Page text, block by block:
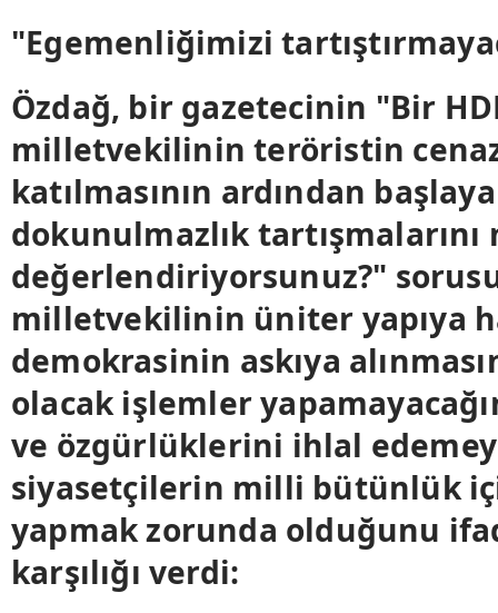
"Egemenliğimizi
Özdağ, bir gazetecinin "Bir
milletvekilinin teröristin
katılmasının ardından
dokunulmazlık tartışmalarını
değerlendiriyorsunuz?"
milletvekilinin üniter yapıya
demokrasinin askıya
olacak işlemler
ve özgürlüklerini ihlal
siyasetçilerin milli bütünlük
yapmak zorunda olduğunu
karşılığı verdi: